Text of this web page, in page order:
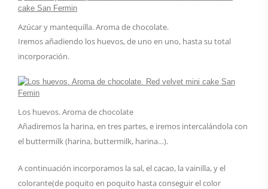
Azúcar y mantequilla. Aroma de chocolate.
Iremos añadiendo los huevos, de uno en uno, hasta su total
incorporación.
Los huevos. Aroma de chocolate
Añadiremos la harina, en tres partes, e iremos intercalándola con
el buttermilk (harina, buttermilk, harina…).
A continuación incorporamos la sal, el cacao, la vainilla, y el
colorante(de poquito en poquito hasta conseguir el color